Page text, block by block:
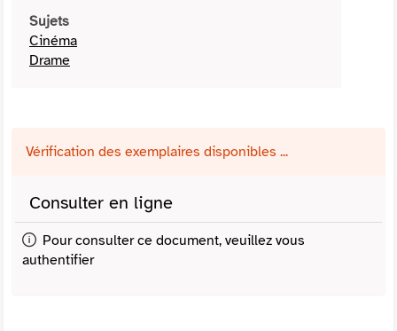
Sujets
Cinéma
Drame
Vérification des exemplaires disponibles ...
Consulter en ligne
Pour consulter ce document, veuillez vous
authentifier